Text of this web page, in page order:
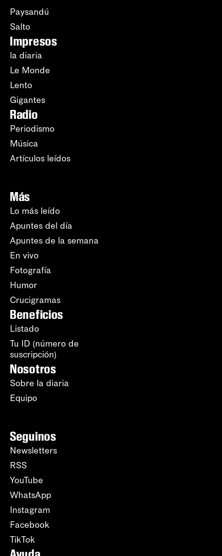
Paysandú
Salto
Impresos
la diaria
Le Monde
Lento
Gigantes
Radio
Periodismo
Música
Artículos leídos
Más
Lo más leído
Apuntes del día
Apuntes de la semana
En vivo
Fotografía
Humor
Crucigramas
Beneficios
Listado
Tu ID (número de
suscripción)
Nosotros
Sobre la diaria
Equipo
Seguinos
Newsletters
RSS
YouTube
WhatsApp
Instagram
Facebook
TikTok